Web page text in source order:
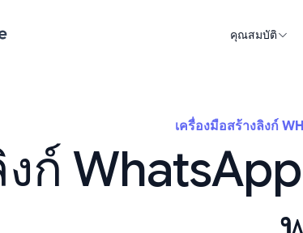
คุณสมบัติ
เครื่องมือสร้างลิงก์
งก์